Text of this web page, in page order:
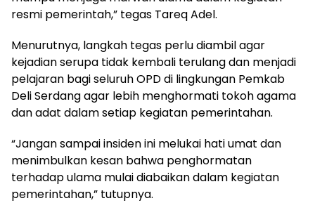
resmi pemerintah,” tegas Tareq Adel.
Menurutnya, langkah tegas perlu diambil agar
kejadian serupa tidak kembali terulang dan menjadi
pelajaran bagi seluruh OPD di lingkungan Pemkab
Deli Serdang agar lebih menghormati tokoh agama
dan adat dalam setiap kegiatan pemerintahan.
“Jangan sampai insiden ini melukai hati umat dan
menimbulkan kesan bahwa penghormatan
terhadap ulama mulai diabaikan dalam kegiatan
pemerintahan,” tutupnya.